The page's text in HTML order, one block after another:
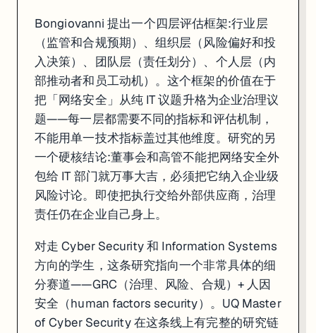
Bongiovanni 提出一个四层评估框架:行业层
（监管和合规预期）、组织层（风险偏好和投
入决策）、团队层（责任划分）、个人层（内
部推动者和员工动机）。这个框架的价值在于
把「网络安全」从纯 IT 议题升格为企业治理议
题——每一层都需要不同的指标和评估机制，
不能用单一技术指标盖过其他维度。研究的另
一个硬核结论:董事会和高管不能把网络安全外
包给 IT 部门就万事大吉，必须把它纳入企业级
风险讨论。即使把执行交给外部供应商，治理
责任仍在企业自己身上。
对走 Cyber Security 和 Information Systems
方向的学生，这条研究指向一个非常具体的细
分赛道——GRC（治理、风险、合规）+ 人因
安全（human factors security）。UQ Master
of Cyber Security 在这条线上有完整的研究链